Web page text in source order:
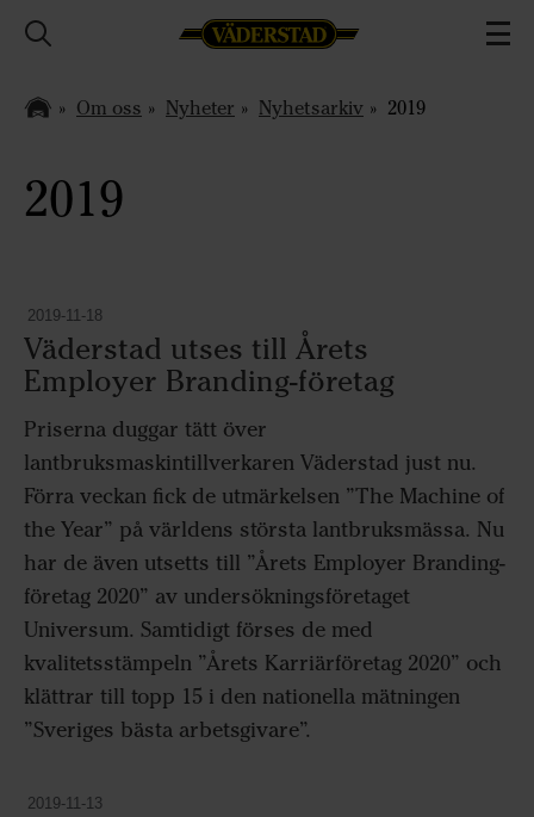
Om oss Nyheter Nyhetsarkiv 2019
2019
2019-11-18
Väderstad utses till Årets
Employer Branding-företag
Priserna duggar tätt över
lantbruksmaskintillverkaren Väderstad just nu.
Förra veckan fick de utmärkelsen ”The Machine of
the Year” på världens största lantbruksmässa. Nu
har de även utsetts till ”Årets Employer Branding-
företag 2020” av undersökningsföretaget
Universum. Samtidigt förses de med
kvalitetsstämpeln ”Årets Karriärföretag 2020” och
klättrar till topp 15 i den nationella mätningen
”Sveriges bästa arbetsgivare”.
2019-11-13